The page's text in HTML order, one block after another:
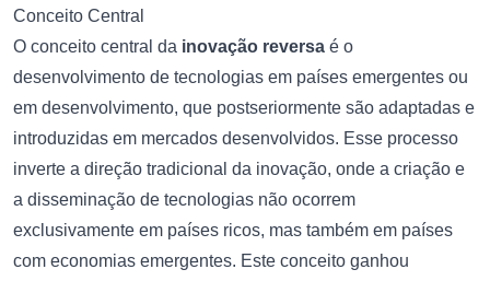
Conceito Central
O conceito central da inovação reversa é o
desenvolvimento de tecnologias em países emergentes ou
em desenvolvimento, que postseriormente são adaptadas e
introduzidas em mercados desenvolvidos. Esse processo
inverte a direção tradicional da inovação, onde a criação e
a disseminação de tecnologias não ocorrem
exclusivamente em países ricos, mas também em países
com economias emergentes. Este conceito ganhou